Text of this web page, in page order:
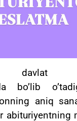
davlat
bo’lib
aniq
abituriyentning